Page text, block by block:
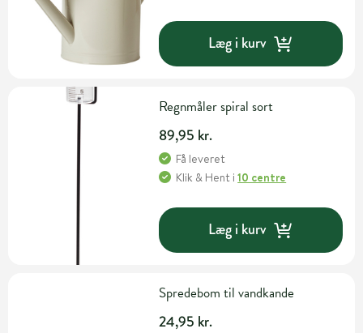
Læg i kurv
Regnmåler spiral sort
89,95 kr.
Få leveret
Klik & Hent i10 centre
Læg i kurv
Spredebom til vandkande
24,95 kr.